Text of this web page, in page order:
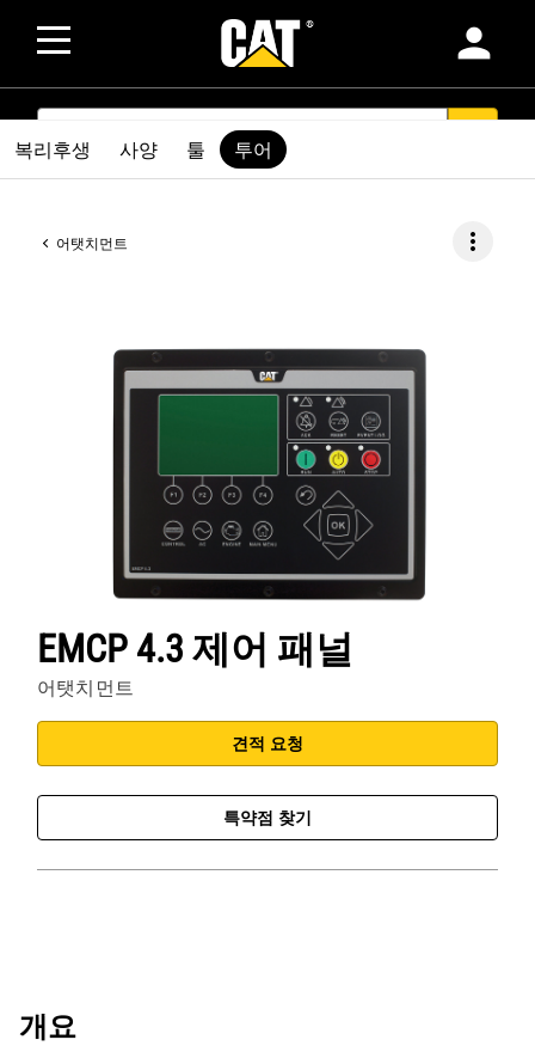
person
SEARCH
어탯치먼트 more_vert
EMCP 4.3 제어 패널
어탯치먼트
견적 요청
특약점 찾기
복리후생 사양 툴 투어
개요